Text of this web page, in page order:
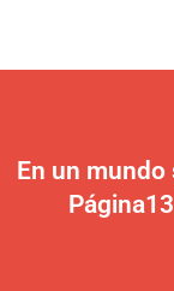
En un